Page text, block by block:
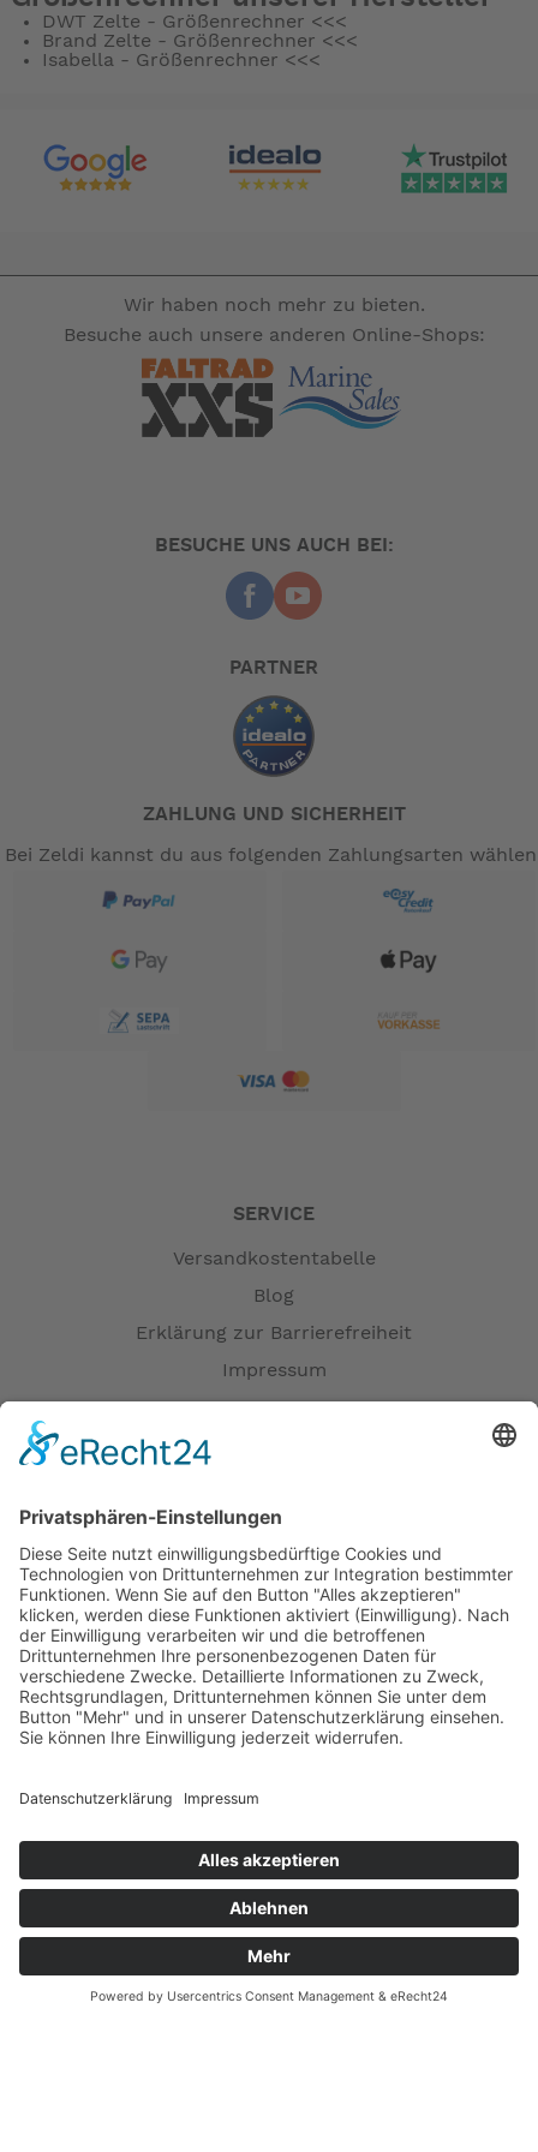
DWT Zelte - Größenrechner <<<
Brand Zelte - Größenrechner <<<
Isabella - Größenrechner <<<
Wir haben noch mehr zu bieten.
Besuche auch unsere anderen Online-Shops:
BESUCHE UNS AUCH BEI:
PARTNER
ZAHLUNG UND SICHERHEIT
Bei Zeldi kannst du aus folgenden Zahlungsarten
SERVICE
Versandkostentabelle
Blog
Erklärung zur Barrierefreiheit
Impressum
AGB
Versandpartner
Öffnungszeiten
Verfügbarkeit
Größenrechner (Umlaufmaß)
Datenschutz
Fernabsatz
Rücknahme (Zelte)
Widerrufsrecht
Ergänzende Allgemeine Geschäftsbedingungen zum
easyCredit-Ratenkauf
Garantiefall
Batterieverordnung